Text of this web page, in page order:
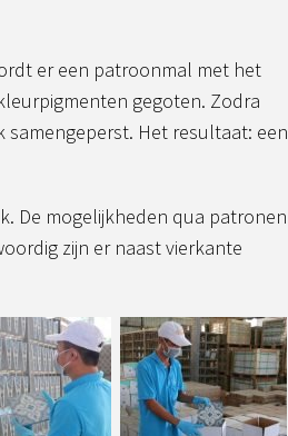
er een patroonmal met het
gegoten. Zodra
Het resultaat: een
De mogelijkheden qua patronen
zijn er naast vierkante